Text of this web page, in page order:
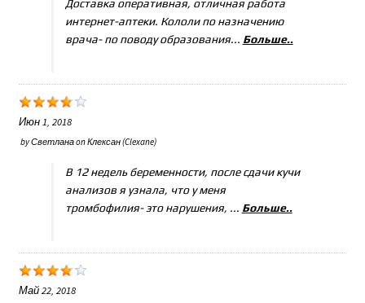
Доставка оперативная, отличная работа
интернет-аптеки. Кололи по назначению
врача- по поводу образования... Больше..
Июн 1, 2018
byСветланаonКлексан (Clexane)
В 12 недель беременности, после сдачи кучи
анализов я узнала, что у меня
тромбофилия- это нарушения, ... Больше..
Май 22, 2018